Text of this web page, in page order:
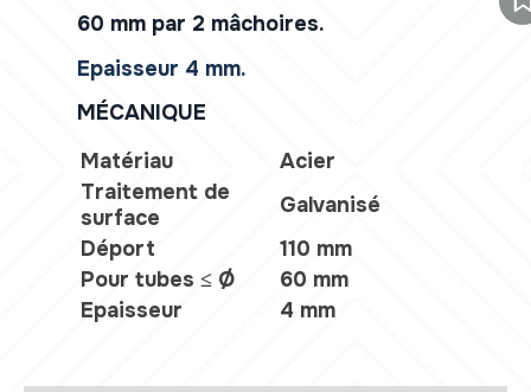
60 mm par 2 mâchoires.
Epaisseur 4 mm.
MÉCANIQUE
Matériau
Acier
Traitement de
surface
Galvanisé
Déport
110 mm
Pour tubes ≤ Ø
60 mm
Epaisseur
4 mm